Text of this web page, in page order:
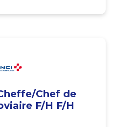
Chef de
F/H F/H